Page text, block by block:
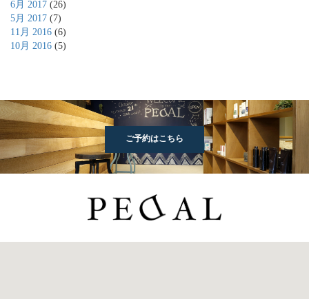
6月 2017 (26)
5月 2017 (7)
11月 2016 (6)
10月 2016 (5)
ご予約はこちら